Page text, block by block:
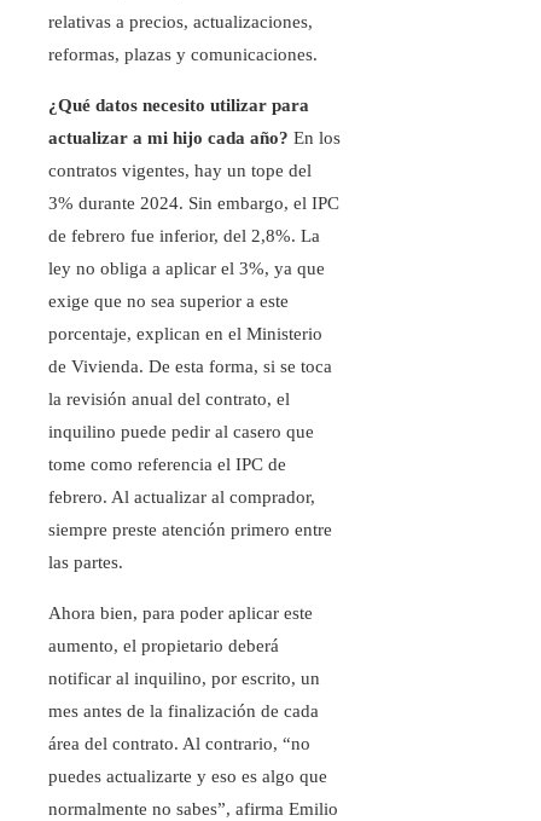
relativas a precios, actualizaciones,
reformas, plazas y comunicaciones.
¿Qué datos necesito utilizar para
actualizar a mi hijo cada año? En los
contratos vigentes, hay un tope del
3% durante 2024. Sin embargo, el IPC
de febrero fue inferior, del 2,8%. La
ley no obliga a aplicar el 3%, ya que
exige que no sea superior a este
porcentaje, explican en el Ministerio
de Vivienda. De esta forma, si se toca
la revisión anual del contrato, el
inquilino puede pedir al casero que
tome como referencia el IPC de
febrero. Al actualizar al comprador,
siempre preste atención primero entre
las partes.
Ahora bien, para poder aplicar este
aumento, el propietario deberá
notificar al inquilino, por escrito, un
mes antes de la finalización de cada
área del contrato. Al contrario, “no
puedes actualizarte y eso es algo que
normalmente no sabes”, afirma Emilio